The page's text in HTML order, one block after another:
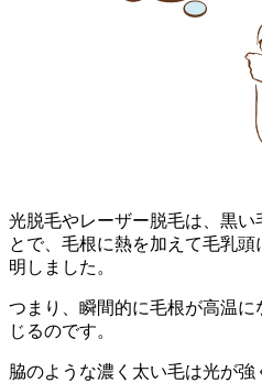
光脱毛やレーザー脱毛は、黒い
とで、毛根に熱を加えて毛乳
明しました。
つまり、瞬間的に毛根が高温
じるのです。
脇のような濃く太い毛は光が